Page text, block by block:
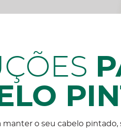
manter o seu cabelo pintado,